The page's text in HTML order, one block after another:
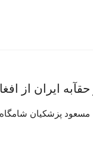
ایران از
پزشکیان